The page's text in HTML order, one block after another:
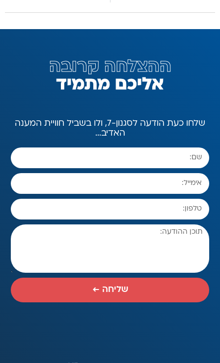
ההצלחה קרובה
אליכם מתמיד
שלחו כעת הודעה לסגנון-7, ולו בשביל חוויית המענה
האדיב...
שליחה ←